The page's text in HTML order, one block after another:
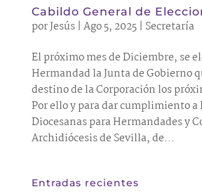
Cabildo General de
porJesús| Ago 5, 2025| Secretaría
El próximo mes de Diciembre, se
Hermandad la Junta de Gobierno
destino de la Corporación los
Por ello y para dar cumplimiento a
Diocesanas para Hermandades y
Archidiócesis de Sevilla, de...
Entradas recientes